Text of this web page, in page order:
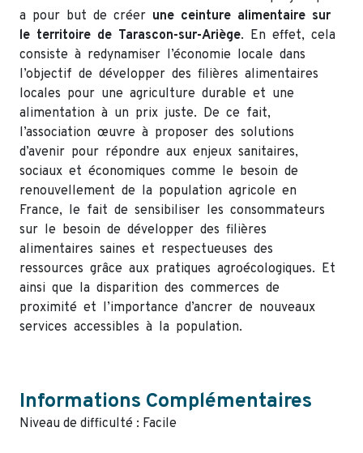
a pour but de créer une ceinture alimentaire sur
le territoire de Tarascon-sur-Ariège. En effet, cela
consiste à redynamiser l’économie locale dans
l’objectif de développer des filières alimentaires
locales pour une agriculture durable et une
alimentation à un prix juste. De ce fait,
l’association œuvre à proposer des solutions
d’avenir pour répondre aux enjeux sanitaires,
sociaux et économiques comme le besoin de
renouvellement de la population agricole en
France, le fait de sensibiliser les consommateurs
sur le besoin de développer des filières
alimentaires saines et respectueuses des
ressources grâce aux pratiques agroécologiques. Et
ainsi que la disparition des commerces de
proximité et l’importance d’ancrer de nouveaux
services accessibles à la population.
Informations Complémentaires
Niveau de difficulté : Facile